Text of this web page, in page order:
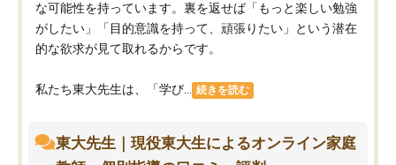
な可能性を持っています。裏を返せば「もっと楽しい勉強
がしたい」「目的意識を持って、頑張りたい」という潜在
的な欲求が見て取れるからです。
私たち東大先生は、「学び... 続きを読む
東大先生｜現役東大生によるオンライン家庭